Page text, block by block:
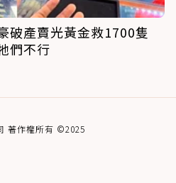
破產賣光黃金救1700隻
們不行
著作權所有 ©2025